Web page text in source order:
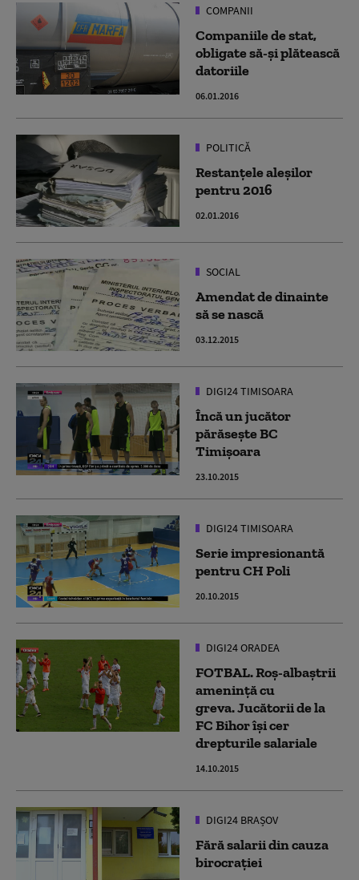
COMPANII
Companiile de stat,
obligate să-şi plătească
datoriile
06.01.2016
POLITICĂ
Restanțele aleșilor
pentru 2016
02.01.2016
SOCIAL
Amendat de dinainte
să se nască
03.12.2015
DIGI24 TIMISOARA
Încă un jucător
părăsește BC
Timișoara
23.10.2015
DIGI24 TIMISOARA
Serie impresionantă
pentru CH Poli
20.10.2015
DIGI24 ORADEA
FOTBAL. Roș-albaștrii
amenință cu
greva. Jucătorii de la
FC Bihor își cer
drepturile salariale
14.10.2015
DIGI24 BRAȘOV
Fără salarii din cauza
birocraţiei